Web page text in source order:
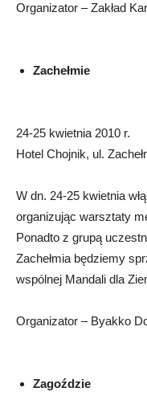
Organizator – Zakład
Zachełmie
24-25 kwietnia 2010 r.
Hotel Chojnik, ul.
W dn. 24-25 kwietnia
organizując warsztaty
Ponadto z grupą
Zachełmia będziemy
wspólnej Mandali dla
Organizator – Byakko
Zagoździe